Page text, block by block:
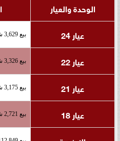
الوحدة والعيار
عيار 24
بيع 3,629 شراء 3,686
عيار 22 بيع 3,326 شراء 3,379
عيار 21 بيع 3,175 شراء 3,225
عيار 18 بيع 2,721 شراء 2,764